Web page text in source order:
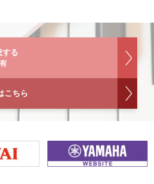
する
こちら